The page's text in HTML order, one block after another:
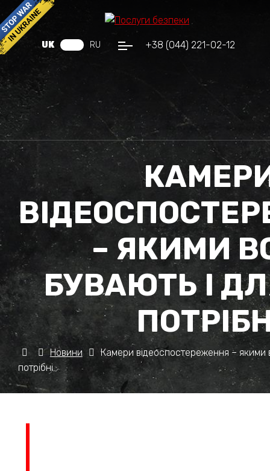
+38 (044) 221-02-12
UK RU
– ЯКИМИ
БУВАЮТЬ І
Новини
Камери відеоспостереження – якими
потрібні